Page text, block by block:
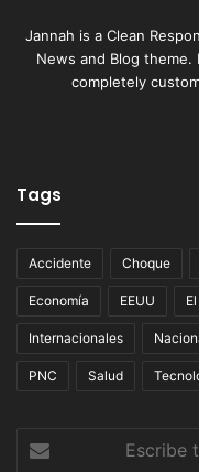
Jannah is a Clean
News and Blog
completely
Tags
Accidente Choque
Economía EEUU
Internacionales
PNC Salud